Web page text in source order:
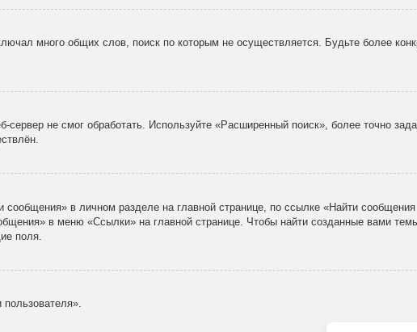
много общих слов, поиск по которым не осуществляется. Будьте более
не смог обработать. Используйте «Расширенный поиск», более точно
в личном разделе на главной странице, по ссылке «Найти сообщения
в меню «Ссылки» на главной странице. Чтобы найти созданные вами
поля.